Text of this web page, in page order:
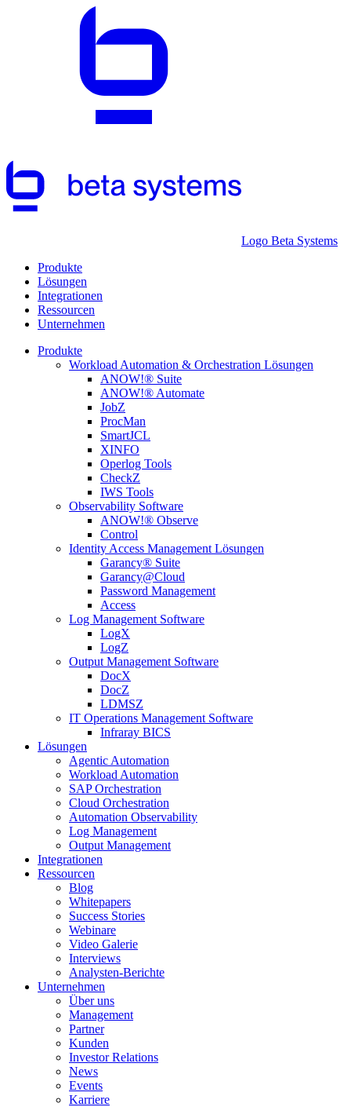
Logo Beta Systems
Produkte
Lösungen
Integrationen
Ressourcen
Unternehmen
Produkte
Workload Automation & Orchestration Lösungen
ANOW!® Suite
ANOW!® Automate
JobZ
ProcMan
SmartJCL
XINFO
Operlog Tools
CheckZ
IWS Tools
Observability Software
ANOW!® Observe
Control
Identity Access Management Lösungen
Garancy® Suite
Garancy@Cloud
Password Management
Access
Log Management Software
LogX
LogZ
Output Management Software
DocX
DocZ
LDMSZ
IT Operations Management Software
Infraray BICS
Lösungen
Agentic Automation
Workload Automation
SAP Orchestration
Cloud Orchestration
Automation Observability
Log Management
Output Management
Integrationen
Ressourcen
Blog
Whitepapers
Success Stories
Webinare
Video Galerie
Interviews
Analysten-Berichte
Unternehmen
Über uns
Management
Partner
Kunden
Investor Relations
News
Events
Karriere